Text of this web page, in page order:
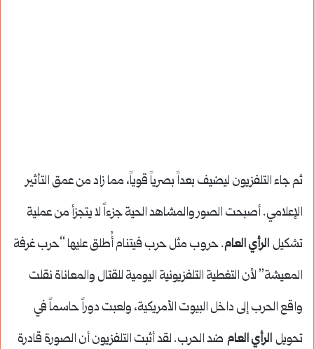
ثم جاء التلفزيون ليضيف بعداً بصرياً قوياً، مما زاد من عمق التأثير
الإعلامي. أصبحت الصور والمشاهد الحية جزءاً لا يتجزأ من عملية
تشكيل الرأي العام. حروب مثل حرب فيتنام أُطلق عليها “حرب غرفة
المعيشة” لأن التغطية التلفزيونية اليومية للقتال والمعاناة نقلت
واقع الحرب إلى داخل البيوت الأمريكية، ولعبت دوراً حاسماً في
تحويل الرأي العام ضد الحرب. لقد أثبت التلفزيون أن الصورة قادرة